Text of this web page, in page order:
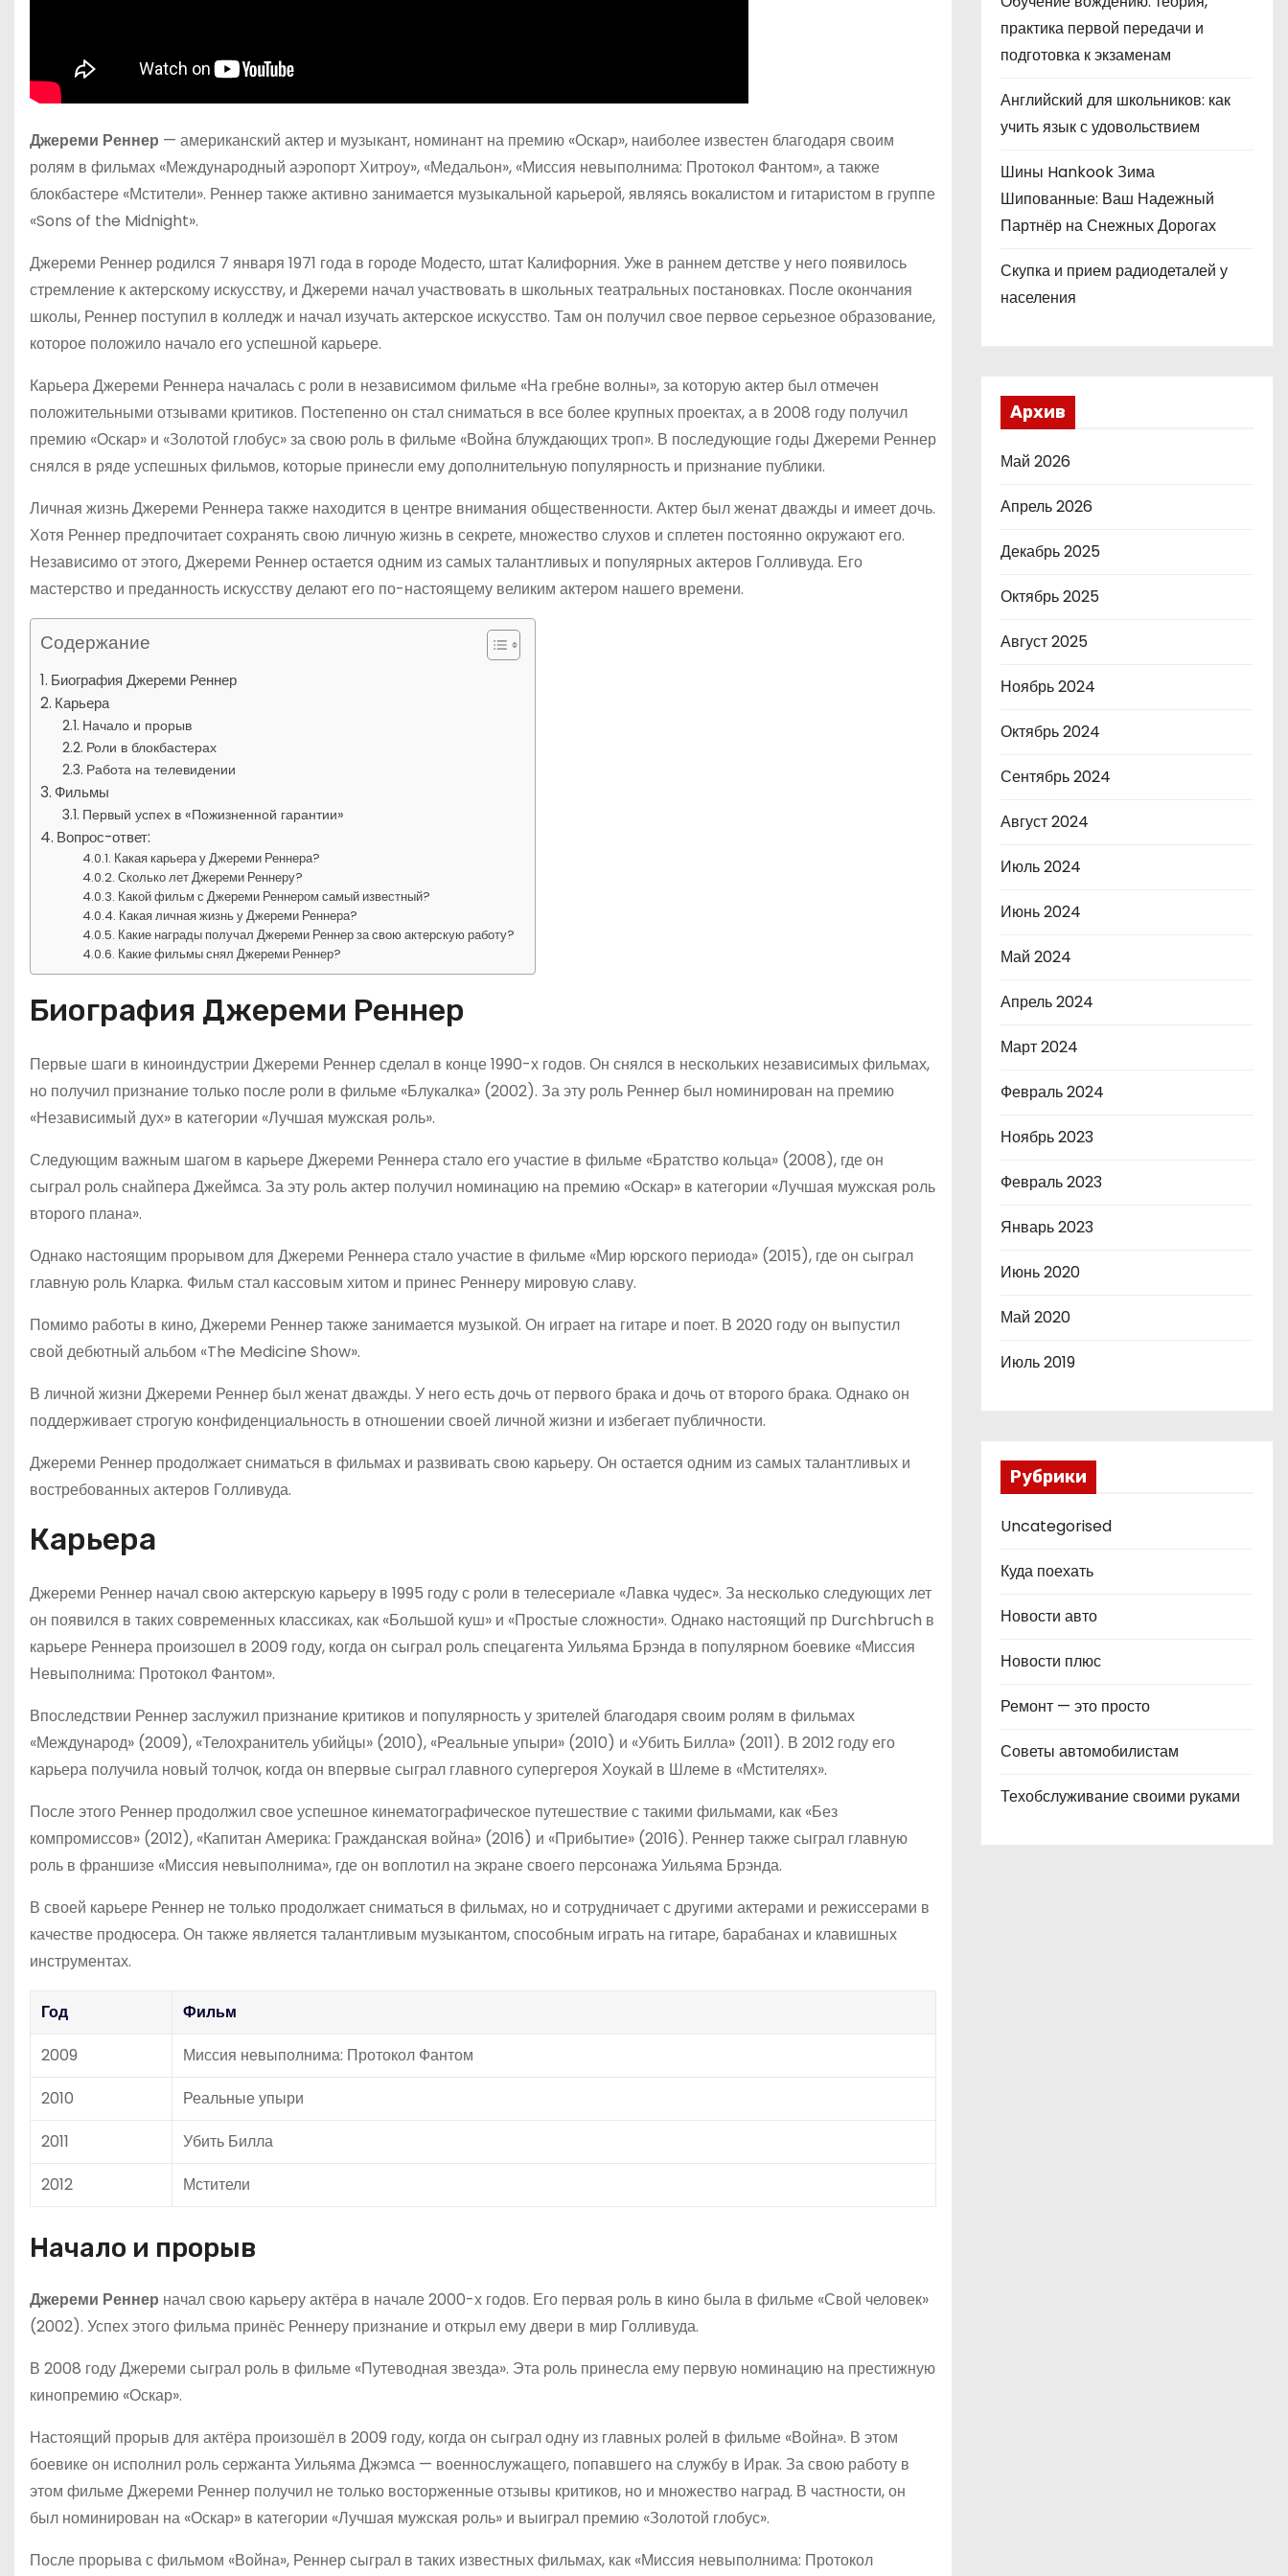
Джереми Реннер — американский актер и музыкант, номинант на премию «Оскар», наиболее известен благодаря своим
ролям в фильмах «Международный аэропорт Хитроу», «Медальон», «Миссия невыполнима: Протокол Фантом», а также
блокбастере «Мстители». Реннер также активно занимается музыкальной карьерой, являясь вокалистом и гитаристом в группе
«Sons of the Midnight».
Джереми Реннер родился 7 января 1971 года в городе Модесто, штат Калифорния. Уже в раннем детстве у него появилось
стремление к актерскому искусству, и Джереми начал участвовать в школьных театральных постановках. После окончания
школы, Реннер поступил в колледж и начал изучать актерское искусство. Там он получил свое первое серьезное образование,
которое положило начало его успешной карьере.
Карьера Джереми Реннера началась с роли в независимом фильме «На гребне волны», за которую актер был отмечен
положительными отзывами критиков. Постепенно он стал сниматься в все более крупных проектах, а в 2008 году получил
премию «Оскар» и «Золотой глобус» за свою роль в фильме «Война блуждающих троп». В последующие годы Джереми Реннер
снялся в ряде успешных фильмов, которые принесли ему дополнительную популярность и признание публики.
Личная жизнь Джереми Реннера также находится в центре внимания общественности. Актер был женат дважды и имеет дочь.
Хотя Реннер предпочитает сохранять свою личную жизнь в секрете, множество слухов и сплетен постоянно окружают его.
Независимо от этого, Джереми Реннер остается одним из самых талантливых и популярных актеров Голливуда. Его
мастерство и преданность искусству делают его по-настоящему великим актером нашего времени.
Содержание
Биография Джереми Реннер
Карьера
Начало и прорыв
Роли в блокбастерах
Работа на телевидении
Фильмы
Первый успех в «Пожизненной гарантии»
Вопрос-ответ:
Какая карьера у Джереми Реннера?
Сколько лет Джереми Реннеру?
Какой фильм с Джереми Реннером самый известный?
Какая личная жизнь у Джереми Реннера?
Какие награды получал Джереми Реннер за свою актерскую работу?
Какие фильмы снял Джереми Реннер?
Биография Джереми Реннер
Первые шаги в киноиндустрии Джереми Реннер сделал в конце 1990-х годов. Он снялся в нескольких независимых фильмах,
но получил признание только после роли в фильме «Блукалка» (2002). За эту роль Реннер был номинирован на премию
«Независимый дух» в категории «Лучшая мужская роль».
Следующим важным шагом в карьере Джереми Реннера стало его участие в фильме «Братство кольца» (2008), где он
сыграл роль снайпера Джеймса. За эту роль актер получил номинацию на премию «Оскар» в категории «Лучшая мужская роль
второго плана».
Однако настоящим прорывом для Джереми Реннера стало участие в фильме «Мир юрского периода» (2015), где он сыграл
главную роль Кларка. Фильм стал кассовым хитом и принес Реннеру мировую славу.
Помимо работы в кино, Джереми Реннер также занимается музыкой. Он играет на гитаре и поет. В 2020 году он выпустил
свой дебютный альбом «The Medicine Show».
В личной жизни Джереми Реннер был женат дважды. У него есть дочь от первого брака и дочь от второго брака. Однако он
поддерживает строгую конфиденциальность в отношении своей личной жизни и избегает публичности.
Джереми Реннер продолжает сниматься в фильмах и развивать свою карьеру. Он остается одним из самых талантливых и
востребованных актеров Голливуда.
Карьера
Джереми Реннер начал свою актерскую карьеру в 1995 году с роли в телесериале «Лавка чудес». За несколько следующих лет
он появился в таких современных классиках, как «Большой куш» и «Простые сложности». Однако настоящий пр Durchbruch в
карьере Реннера произошел в 2009 году, когда он сыграл роль спецагента Уильяма Брэнда в популярном боевике «Миссия
Невыполнима: Протокол Фантом».
Впоследствии Реннер заслужил признание критиков и популярность у зрителей благодаря своим ролям в фильмах
«Международ» (2009), «Телохранитель убийцы» (2010), «Реальные упыри» (2010) и «Убить Билла» (2011). В 2012 году его
карьера получила новый толчок, когда он впервые сыграл главного супергероя Хоукай в Шлеме в «Мстителях».
После этого Реннер продолжил свое успешное кинематографическое путешествие с такими фильмами, как «Без
компромиссов» (2012), «Капитан Америка: Гражданская война» (2016) и «Прибытие» (2016). Реннер также сыграл главную
роль в франшизе «Миссия невыполнима», где он воплотил на экране своего персонажа Уильяма Брэнда.
В своей карьере Реннер не только продолжает сниматься в фильмах, но и сотрудничает с другими актерами и режиссерами в
качестве продюсера. Он также является талантливым музыкантом, способным играть на гитаре, барабанах и клавишных
инструментах.
Год
Фильм
2009
Миссия невыполнима: Протокол Фантом
2010
Реальные упыри
2011
Убить Билла
2012
Мстители
Начало и прорыв
Джереми Реннер начал свою карьеру актёра в начале 2000-х годов. Его первая роль в кино была в фильме «Свой человек»
(2002). Успех этого фильма принёс Реннеру признание и открыл ему двери в мир Голливуда.
В 2008 году Джереми сыграл роль в фильме «Путеводная звезда». Эта роль принесла ему первую номинацию на престижную
кинопремию «Оскар».
Настоящий прорыв для актёра произошёл в 2009 году, когда он сыграл одну из главных ролей в фильме «Война». В этом
боевике он исполнил роль сержанта Уильяма Джэмса — военнослужащего, попавшего на службу в Ирак. За свою работу в
этом фильме Джереми Реннер получил не только восторженные отзывы критиков, но и множество наград. В частности, он
был номинирован на «Оскар» в категории «Лучшая мужская роль» и выиграл премию «Золотой глобус».
После прорыва с фильмом «Война», Реннер сыграл в таких известных фильмах, как «Миссия невыполнима: Протокол
практика первой передачи и
подготовка к экзаменам
Английский для школьников: как
учить язык с удовольствием
Шины Hankook Зима
Шипованные: Ваш Надежный
Партнёр на Снежных Дорогах
Скупка и прием радиодеталей у
населения
Архив
Май 2026
Апрель 2026
Декабрь 2025
Октябрь 2025
Август 2025
Ноябрь 2024
Октябрь 2024
Сентябрь 2024
Август 2024
Июль 2024
Июнь 2024
Май 2024
Апрель 2024
Март 2024
Февраль 2024
Ноябрь 2023
Февраль 2023
Январь 2023
Июнь 2020
Май 2020
Июль 2019
Рубрики
Uncategorised
Куда поехать
Новости авто
Новости плюс
Ремонт — это просто
Советы автомобилистам
Техобслуживание своими руками